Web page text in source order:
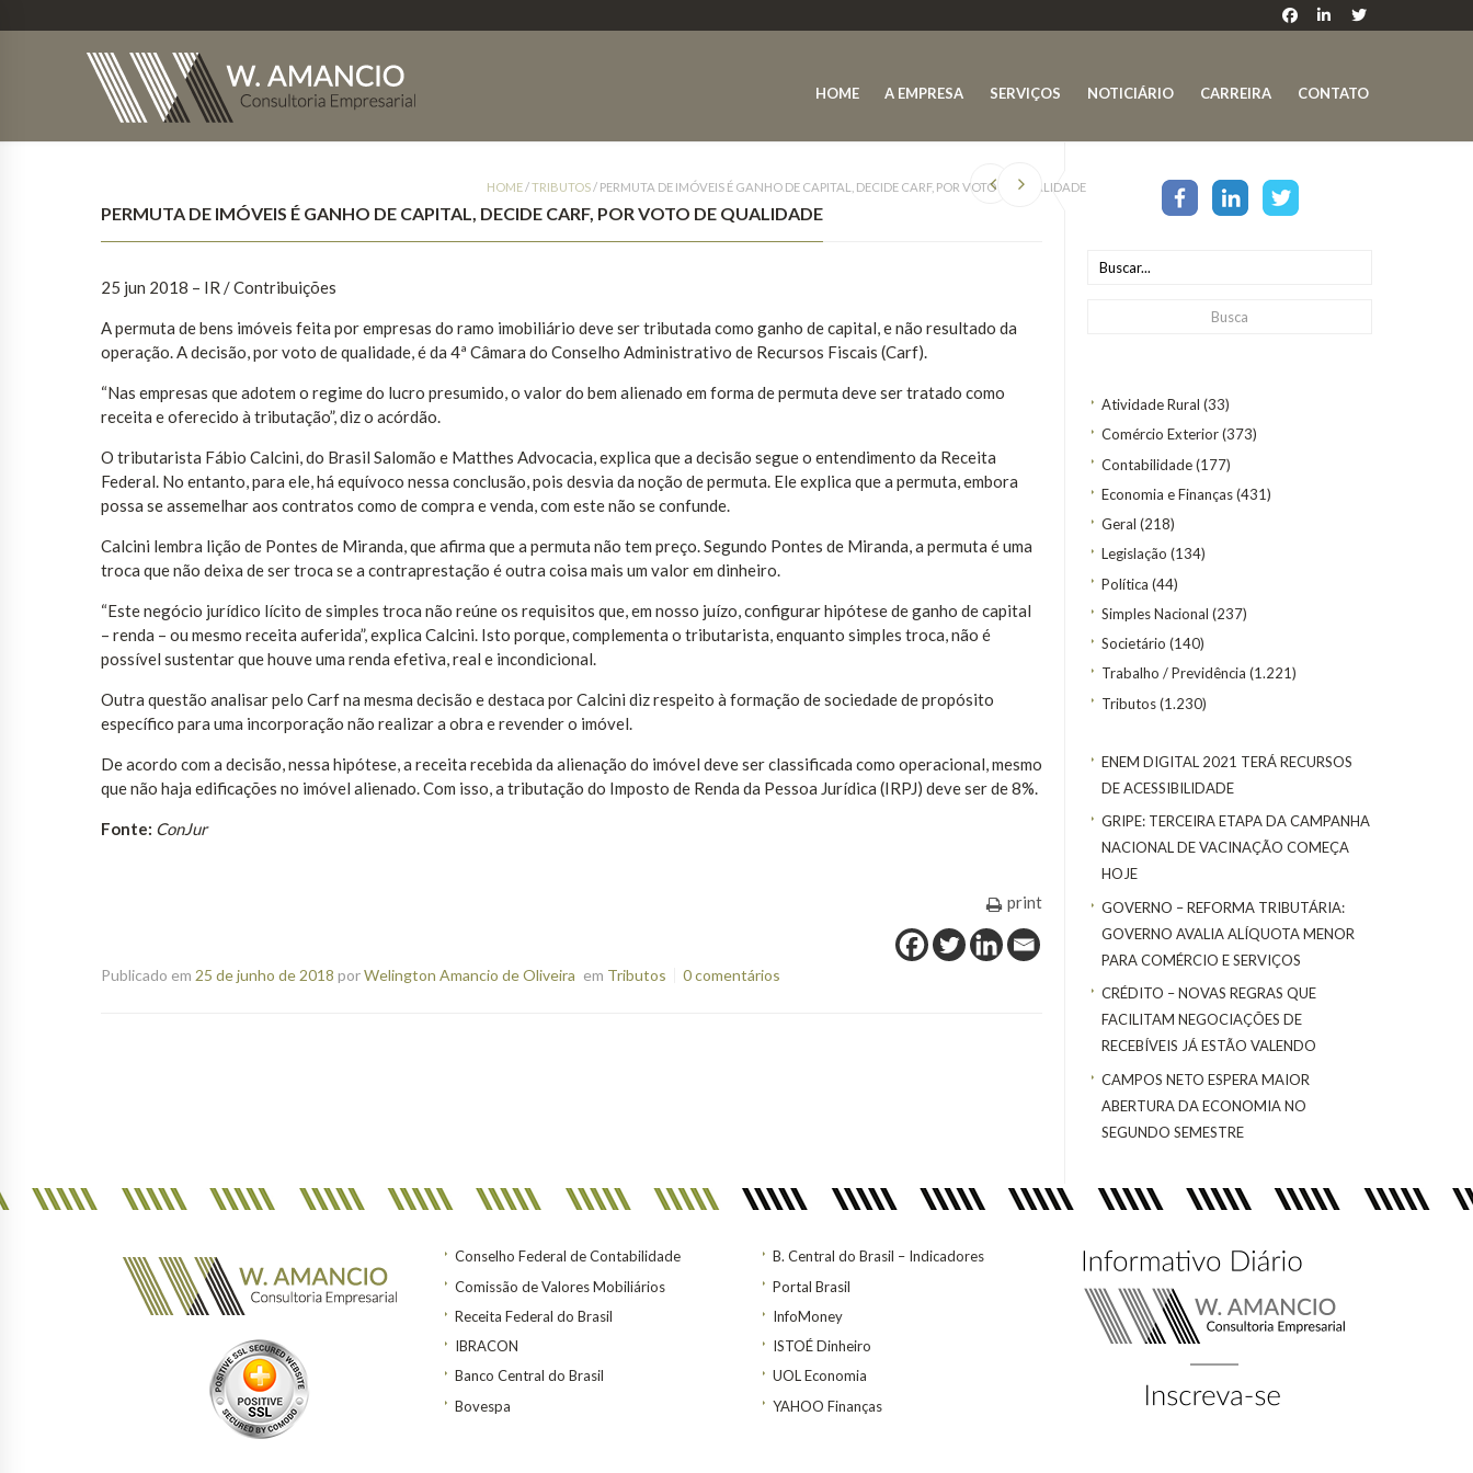
HOME A EMPRESA SERVIÇOS NOTICIÁRIO CARREIRA CONTATO
Atividade Rural (33)
Comércio Exterior(373)
Contabilidade(177)
Economia e Finanças(431)
Geral (218)
Legislação (134)
Política (44)
Simples Nacional (237)
Societário (140)
Trabalho / Previdência (1.221)
Tributos(1.230)
ENEM DIGITAL 2021 TERÁ RECURSOS
DE ACESSIBILIDADE
GRIPE: TERCEIRA ETAPA DA CAMPANHA
NACIONAL DE VACINAÇÃO COMEÇA
HOJE
GOVERNO – REFORMA TRIBUTÁRIA:
GOVERNO AVALIA ALÍQUOTA MENOR
PARA COMÉRCIO E SERVIÇOS
CRÉDITO – NOVAS REGRAS QUE
FACILITAM NEGOCIAÇÕES DE
RECEBÍVEIS JÁ ESTÃO VALENDO
CAMPOS NETO ESPERA MAIOR
ABERTURA DA ECONOMIA NO
SEGUNDO SEMESTRE
HOME/TRIBUTOS/ PERMUTA DE IMÓVEIS É GANHO DE CAPITAL, DECIDE CARF, POR VOTO DE QUALIDADE
PERMUTA DE IMÓVEIS É GANHO DE CAPITAL, DECIDE CARF, POR VOTO DE QUALIDADE
25 jun 2018 – IR / Contribuições
A permuta de bens imóveis feita por empresas do ramo imobiliário deve ser tributada como ganho de capital, e não resultado da
operação. A decisão, por voto de qualidade, é da 4ª Câmara do Conselho Administrativo de Recursos Fiscais (Carf).
“Nas empresas que adotem o regime do lucro presumido, o valor do bem alienado em forma de permuta deve ser tratado como
receita e oferecido à tributação”, diz o acórdão.
O tributarista Fábio Calcini, do Brasil Salomão e Matthes Advocacia, explica que a decisão segue o entendimento da Receita
Federal. No entanto, para ele, há equívoco nessa conclusão, pois desvia da noção de permuta. Ele explica que a permuta, embora
possa se assemelhar aos contratos como de compra e venda, com este não se confunde.
Calcini lembra lição de Pontes de Miranda, que afirma que a permuta não tem preço. Segundo Pontes de Miranda, a permuta é uma
troca que não deixa de ser troca se a contraprestação é outra coisa mais um valor em dinheiro.
“Este negócio jurídico lícito de simples troca não reúne os requisitos que, em nosso juízo, configurar hipótese de ganho de capital
– renda – ou mesmo receita auferida”, explica Calcini. Isto porque, complementa o tributarista, enquanto simples troca, não é
possível sustentar que houve uma renda efetiva, real e incondicional.
Outra questão analisar pelo Carf na mesma decisão e destaca por Calcini diz respeito à formação de sociedade de propósito
específico para uma incorporação não realizar a obra e revender o imóvel.
De acordo com a decisão, nessa hipótese, a receita recebida da alienação do imóvel deve ser classificada como operacional, mesmo
que não haja edificações no imóvel alienado. Com isso, a tributação do Imposto de Renda da Pessoa Jurídica (IRPJ) deve ser de 8%.
Fonte: ConJur
print
Publicado em 25 de junho de 2018 porWelington Amancio de Oliveira em Tributos 0 comentários
Conselho Federal de Contabilidade
Comissão de Valores Mobiliários
Receita Federal do Brasil
IBRACON
Banco Central do Brasil
Bovespa
B. Central do Brasil – Indicadores
Portal Brasil
InfoMoney
ISTOÉ Dinheiro
UOL Economia
YAHOO Finanças